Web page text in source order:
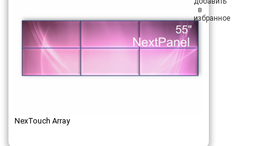
NexTouch Array